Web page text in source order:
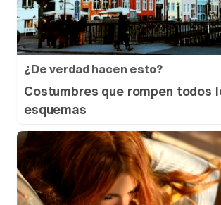
¿De verdad hacen esto?
Costumbres que rompen todos
esquemas